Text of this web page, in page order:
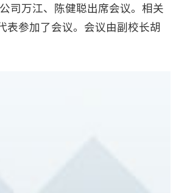
司万江、陈健聪出席会议。相关
表参加了会议。会议由副校长胡